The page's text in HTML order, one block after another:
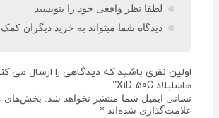
لطفا نظر واقعی خود را بنویسید
دیدگاه شما میتواند به خرید دیگران کمک
اولین نفری باشید که دیدگاهی را ارسال می
هاسلبلاد X1D-50C”
نشانی ایمیل شما منتشر نخواهد شد. بخش‌های
علامت‌گذاری شده‌اند *